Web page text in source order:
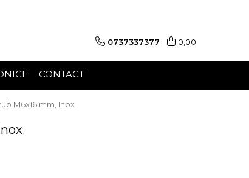
0737337377 0,00
CONTACT
M6x16 mm, Inox